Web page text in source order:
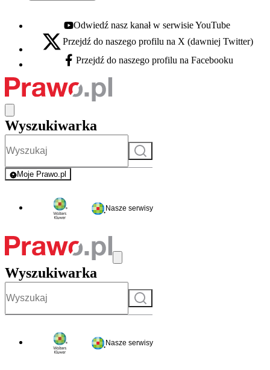
Youtube - otwiera się w nowej karcie
Odwiedź nasz kanał w serwisie YouTube
X - otwiera się w nowej karcie
Przejdź do naszego profilu na X (dawniej Twitter)
Facebook - otwiera się w nowej karcie
Przejdź do naszego profilu na Facebooku
Wyszukiwarka
Szukaj
Moje Prawo.pl
- rejestracja i logowanie do serwisu
Nasze serwisy
Wyszukiwarka
Szukaj
Nasze serwisy